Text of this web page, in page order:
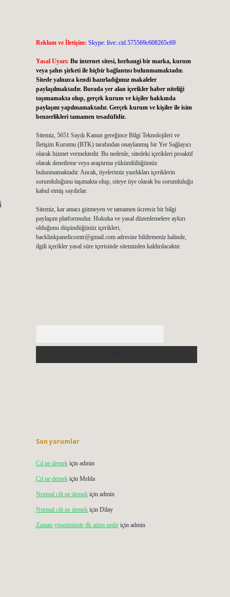
Reklam ve İletişim: Skype: live:.cid.575569c608265c69
Yasal Uyarı: Bu internet sitesi, herhangi bir marka, kurum
veya şahıs şirketi ile hiçbir bağlantısı bulunmamaktadır.
Sitede yalnızca kendi hazırladığımız makaleler
paylaşılmaktadır. Burada yer alan içerikler haber niteliği
taşımamakta olup, gerçek kurum ve kişiler hakkında
paylaşım yapılmamaktadır. Gerçek kurum ve kişiler ile isim
benzerlikleri tamamen tesadüfidir.
Sitemiz, 5651 Sayılı Kanun gereğince Bilgi Teknolojileri ve
İletişim Kurumu (BTK) tarafından onaylanmış bir Yer Sağlayıcı
olarak hizmet vermektedir. Bu nedenle, sitedeki içerikleri proaktif
olarak denetleme veya araştırma yükümlülüğümüz
bulunmamaktadır. Ancak, üyelerimiz yazdıkları içeriklerin
sorumluluğunu taşımakta olup, siteye üye olarak bu sorumluluğu
kabul etmiş sayılırlar.
Sitemiz, kar amacı gütmeyen ve tamamen ücretsiz bir bilgi
paylaşım platformudur. Hukuka ve yasal düzenlemelere aykırı
olduğunu düşündüğünüz içerikleri,
backlinkpanelicomtr@gmail.comadresine bildirmeniz halinde,
ilgili içerikler yasal süre içerisinde sitemizden kaldırılacaktır.
Son yorumlar
Çıl ne demekiçin admin
Çıl ne demekiçin Melda
Normal cilt ne demekiçin admin
Normal cilt ne demekiçin Dilay
Zaman yönetiminde ilk adım nediriçin admin